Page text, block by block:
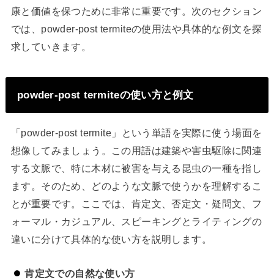
康と価値を保つために非常に重要です。次のセクション
では、powder-post termiteの使用法や具体的な例文を探
求していきます。
powder-post termiteの使い方と例文
「powder-post termite」という単語を実際に使う場面を
想像してみましょう。この用語は建築や害虫駆除に関連
する文脈で、特に木材に被害を与える昆虫の一種を指し
ます。そのため、どのような文脈で使うかを理解するこ
とが重要です。ここでは、肯定文、否定文・疑問文、フ
ォーマル・カジュアル、スピーキングとライティングの
違いに分けて具体的な使い方を説明します。
肯定文での自然な使い方